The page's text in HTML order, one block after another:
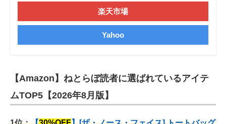
楽天市場
Yahoo
【Amazon】ねとらぼ読者に選ばれているアイテ
ムTOP5【2026年8月版】